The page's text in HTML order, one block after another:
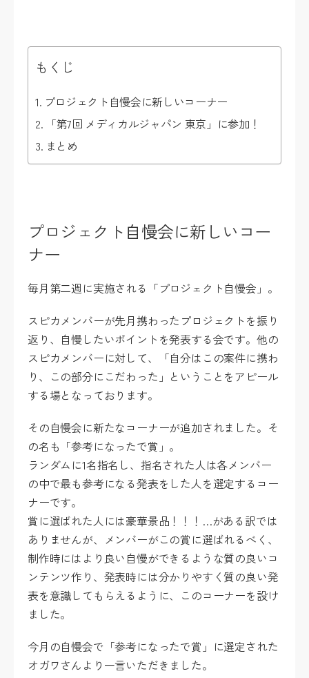
もくじ
プロジェクト自慢会に新しいコーナー
「第7回 メディカルジャパン 東京」に参加！
まとめ
プロジェクト自慢会に新しいコー
ナー
毎月第二週に実施される「プロジェクト自慢会」。
スピカメンバーが先月携わったプロジェクトを振り
返り、自慢したいポイントを発表する会です。他の
スピカメンバーに対して、「自分はこの案件に携わ
り、この部分にこだわった」ということをアピール
する場となっております。
その自慢会に新たなコーナーが追加されました。そ
の名も「参考になったで賞」。
ランダムに1名指名し、指名された人は各メンバー
の中で最も参考になる発表をした人を選定するコー
ナーです。
賞に選ばれた人には豪華景品！！！…がある訳では
ありませんが、メンバーがこの賞に選ばれるべく、
制作時にはより良い自慢ができるような質の良いコ
ンテンツ作り、発表時には分かりやすく質の良い発
表を意識してもらえるように、このコーナーを設け
ました。
今月の自慢会で「参考になったで賞」に選定された
オガワさんより一言いただきました。